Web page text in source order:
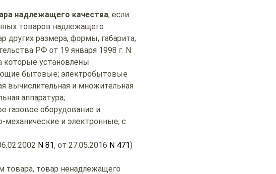
надлежащего качества, если
товаров надлежащего
других размера, формы, габарита,
РФ от 19 января 1998 г. N
которые установлены
бытовые; электробытовые
вычислительная и множительная
аппаратура;
газовое оборудование и
механические и электронные, с
N 81, от 27.05.2016 N 471)
товара, товар ненадлежащего